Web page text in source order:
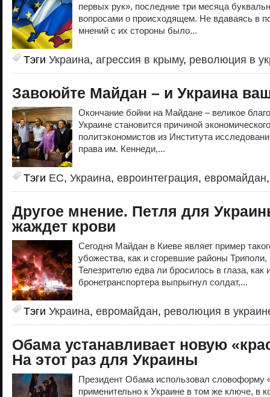
первых рук», последние три месяца
вопросами о происходящем. Не вдаваясь в
мнений с их стороны было...
Тэги Украина, агрессия в крыму, революция в
Завоюйте Майдан – и Украина
Окончание бойни на Майдане – великое
Украине становится причиной
политэкономистов из Института
права им. Кеннеди,...
Тэги ЕС, Украина, евроинтеграция, евромайдан
Другое мнение. Петля для
жаждет крови
Сегодня Майдан в Киеве являет пример
убожества, как и сгоревшие районы
Телезрителю едва ли бросилось в глаза, как
бронетранспортера выпрыгнул солдат,...
Тэги Украина, евромайдан, революция в
Обама устанавливает новую
На этот раз для Украины
Президент Обама использовал словоформу
применительно к Украине в том же ключе, в